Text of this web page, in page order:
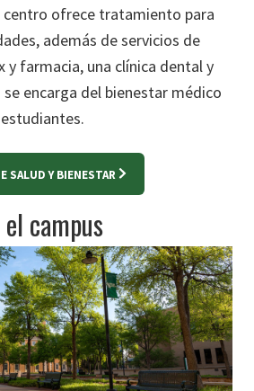
centro ofrece tratamiento para
además de servicios de
y farmacia, una clínica dental y
encarga del bienestar médico
SALUD Y BIENESTAR
campus